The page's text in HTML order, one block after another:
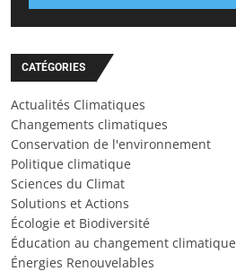
CATÉGORIES
Actualités Climatiques
Changements climatiques
Conservation de l'environnement
Politique climatique
Sciences du Climat
Solutions et Actions
Écologie et Biodiversité
Éducation au changement climatique
Énergies Renouvelables